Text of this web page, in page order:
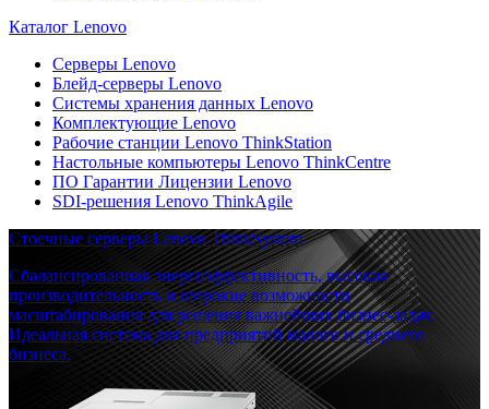
Каталог Lenovo
Серверы Lenovo
Блейд-серверы Lenovo
Системы хранения данных Lenovo
Комплектующие Lenovo
Рабочие станции Lenovo ThinkStation
Настольные компьютеры Lenovo ThinkCentre
ПО Гарантии Лицензии Lenovo
SDI-решения Lenovo ThinkAgile
Стоечные серверы Lenovo ThinkSystem
Сбалансированная энергоэффективность, высокая
производительность и широкие возможности
масштабирования для решения важнейших бизнес-задач.
Идеальная система для предприятий малого и среднего
бизнеса.